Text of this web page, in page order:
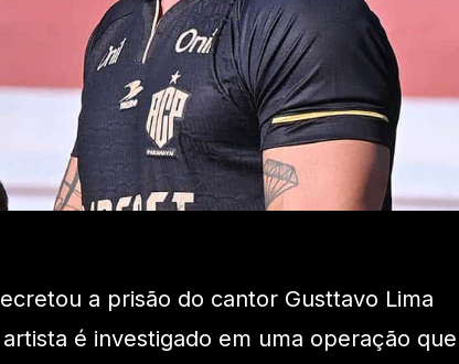
a prisão do cantor Gusttavo Lima
é investigado em uma operação que